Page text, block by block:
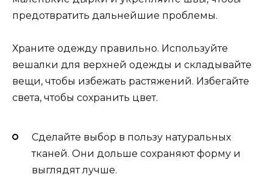
предотвратить дальнейшие проблемы.
Храните одежду правильно. Используйте
вешалки для верхней одежды и складывайте
вещи, чтобы избежать растяжений. Избегайте
света, чтобы сохранить цвет.
Сделайте выбор в пользу натуральных
тканей. Они дольше сохраняют форму и
выглядят лучше.